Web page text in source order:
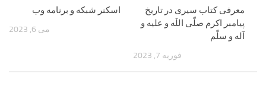
اسکنر شبکه و برنامه وب
می 6, 2023
معرفی کتاب سیری در تاریخ
پیامبر اکرم صلّی اللَه و علیه و
آله و سلّم
فوریه 7, 2023